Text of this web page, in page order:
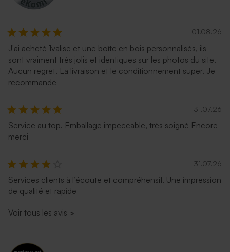
01.08.26
J'ai acheté 1valise et une boîte en bois personnalisés, ils
sont vraiment très jolis et identiques sur les photos du site.
Aucun regret. La livraison et le conditionnement super. Je
recommande
31.07.26
Service au top. Emballage impeccable, très soigné Encore
merci
31.07.26
Services clients à l’écoute et compréhensif. Une impression
de qualité et rapide
Voir tous les avis >